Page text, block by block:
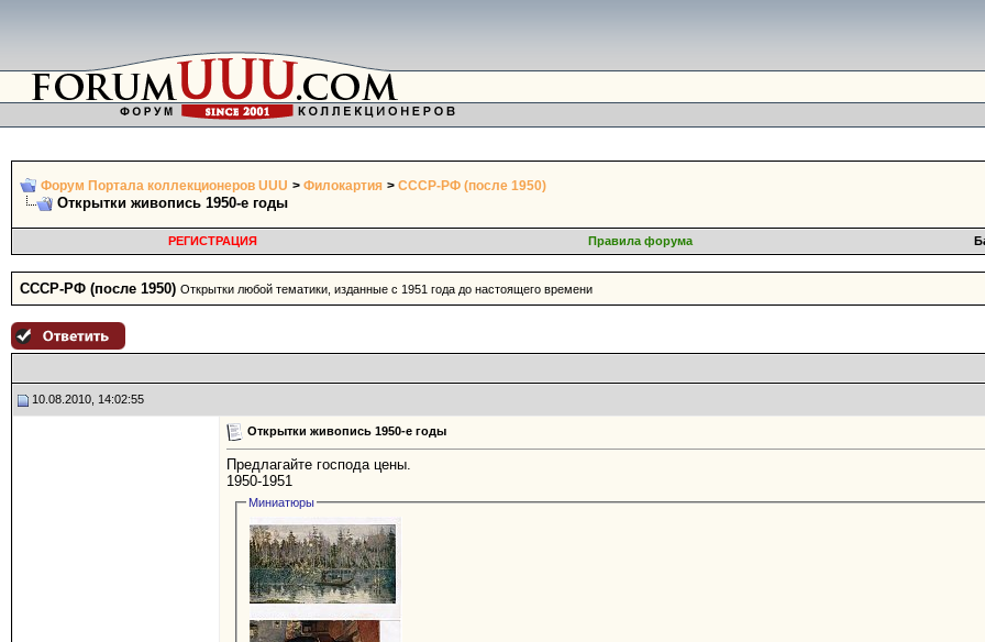
Форум Портала коллекционеров UUU > Филокартия > СССР-РФ (после 1950)
Открытки живопись 1950-е годы
РЕГИСТРАЦИЯ Правила форума
СССР-РФ (после 1950) Открытки любой тематики, изданные с 1951 года до настоящего времени
10.08.2010, 14:02:55
Открытки живопись 1950-е годы
Предлагайте господа цены.
1950-1951
Миниатюры